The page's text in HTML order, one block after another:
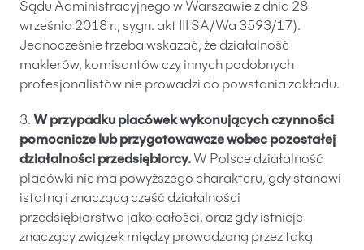
Sądu Administracyjnego w Warszawie z dnia 28
września 2018 r., sygn. akt III SA/Wa 3593/17).
Jednocześnie trzeba wskazać, że działalność
maklerów, komisantów czy innych podobnych
profesjonalistów nie prowadzi do powstania zakładu.
3. W przypadku placówek wykonujących czynności
pomocnicze lub przygotowawcze wobec pozostałej
działalności przedsiębiorcy. W Polsce działalność
placówki nie ma powyższego charakteru, gdy stanowi
istotną i znaczącą część działalności
przedsiębiorstwa jako całości, oraz gdy istnieje
znaczący związek między prowadzoną przez taką